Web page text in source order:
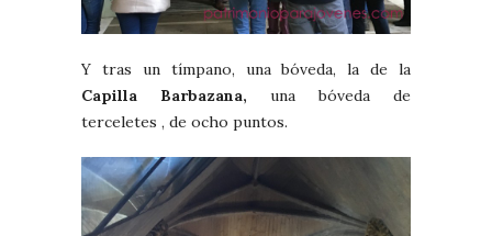
Y tras un tímpano, una bóveda, la de la
Capilla Barbazana, una bóveda de
terceletes , de ocho puntos.